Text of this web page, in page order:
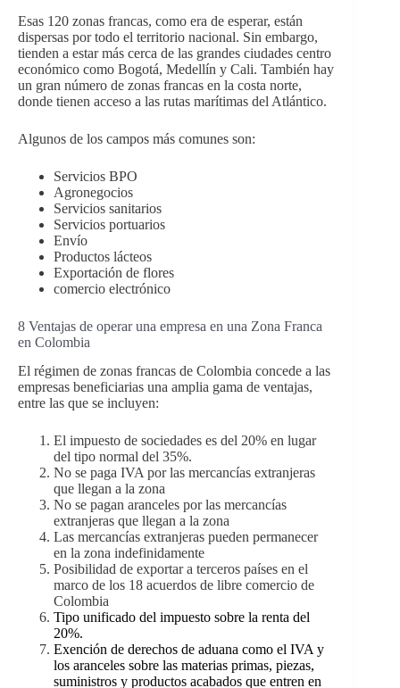
Esas 120 zonas francas, como era de esperar, están
dispersas por todo el territorio nacional. Sin embargo,
tienden a estar más cerca de las grandes ciudades centro
económico como Bogotá, Medellín y Cali. También hay
un gran número de zonas francas en la costa norte,
donde tienen acceso a las rutas marítimas del Atlántico.
Algunos de los campos más comunes son:
Servicios BPO
Agronegocios
Servicios sanitarios
Servicios portuarios
Envío
Productos lácteos
Exportación de flores
comercio electrónico
8 Ventajas de operar una empresa en una Zona Franca
en Colombia
El régimen de zonas francas de Colombia concede a las
empresas beneficiarias una amplia gama de ventajas,
entre las que se incluyen:
El impuesto de sociedades es del 20% en lugar
del tipo normal del 35%.
No se paga IVA por las mercancías extranjeras
que llegan a la zona
No se pagan aranceles por las mercancías
extranjeras que llegan a la zona
Las mercancías extranjeras pueden permanecer
en la zona indefinidamente
Posibilidad de exportar a terceros países en el
marco de los 18 acuerdos de libre comercio de
Colombia
Tipo unificado del impuesto sobre la renta del
20%.
Exención de derechos de aduana como el IVA y
los aranceles sobre las materias primas, piezas,
suministros y productos acabados que entren en